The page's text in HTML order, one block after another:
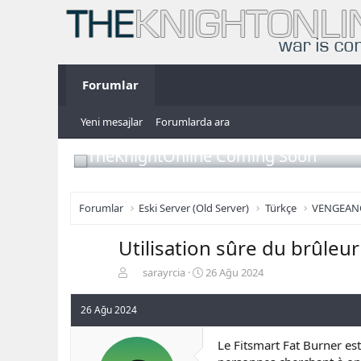
Forumlar
Yeni mesajlar Forumlarda ara
TheKnightOnline Coming Soon
Forumlar Eski Server (Old Server) Türkçe
Utilisation sûre du
b
u
sarayrcia
B
a
26 Ağu 2024
26 Ağu 2024
Le Fitsmart Fat Burner